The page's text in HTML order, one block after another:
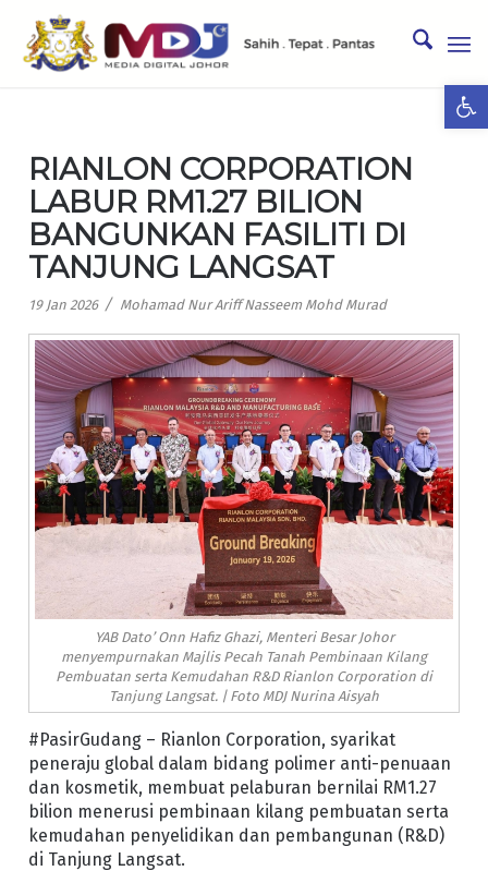
RIANLON CORPORATION
LABUR RM1.27 BILION
BANGUNKAN FASILITI DI
TANJUNG LANGSAT
19 Jan 2026 / Mohamad Nur Ariff Nasseem Mohd Murad
YAB Dato’ Onn Hafiz Ghazi, Menteri Besar Johor
menyempurnakan Majlis Pecah Tanah Pembinaan Kilang
Pembuatan serta Kemudahan R&D Rianlon Corporation di
Tanjung Langsat. | Foto MDJ Nurina Aisyah
#PasirGudang – Rianlon Corporation, syarikat
peneraju global dalam bidang polimer anti-penuaan
dan kosmetik, membuat pelaburan bernilai RM1.27
bilion menerusi pembinaan kilang pembuatan serta
kemudahan penyelidikan dan pembangunan (R&D)
di Tanjung Langsat.